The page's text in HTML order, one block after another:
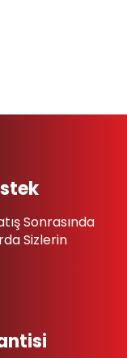
Sonrasında
Sizlerin